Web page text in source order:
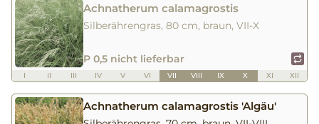
Achnatherum calamagrostis
Silberährengras, 80 cm, braun, VII-X
P 0,5 nicht lieferbar
I II III IV V VI VII VIII IX X XI XII
Achnatherum calamagrostis 'Algäu'